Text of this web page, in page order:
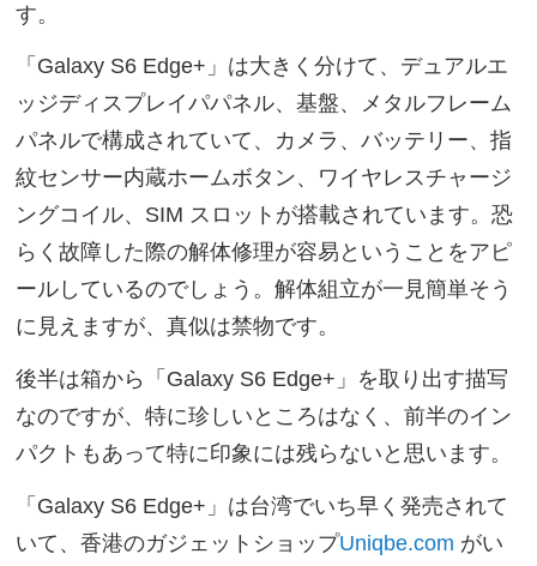
す。
「Galaxy S6 Edge+」は大きく分けて、デュアルエ
ッジディスプレイパパネル、基盤、メタルフレーム
パネルで構成されていて、カメラ、バッテリー、指
紋センサー内蔵ホームボタン、ワイヤレスチャージ
ングコイル、SIM スロットが搭載されています。恐
らく故障した際の解体修理が容易ということをアピ
ールしているのでしょう。解体組立が一見簡単そう
に見えますが、真似は禁物です。
後半は箱から「Galaxy S6 Edge+」を取り出す描写
なのですが、特に珍しいところはなく、前半のイン
パクトもあって特に印象には残らないと思います。
「Galaxy S6 Edge+」は台湾でいち早く発売されて
いて、香港のガジェットショップUniqbe.com がい